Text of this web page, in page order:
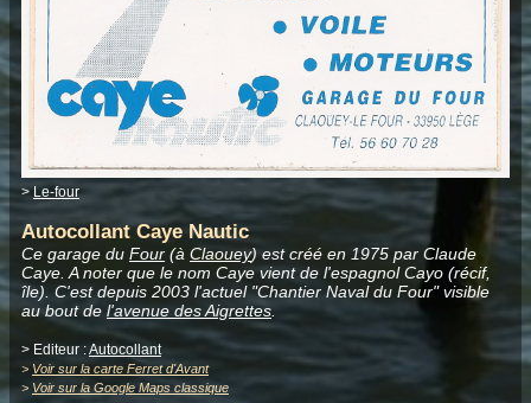
>Le-four
Autocollant Caye Nautic
Ce garage du Four (à Claouey) est créé en 1975 par Claude
Caye . A noter que le nom Caye vient de l'espagnol Cayo (récif,
île). C'est depuis 2003 l'actuel "Chantier Naval du Four" visible
au bout de l'avenue des Aigrettes.
> Editeur :Autocollant
> Voir sur la carte Ferret d'Avant
> Voir sur la Google Maps classique